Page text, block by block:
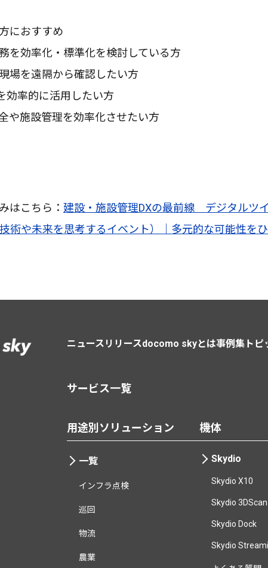
におすすめ
を効率化・標準化を検討している方
場を遠隔から確認したい方
効率的に活用したい方
や施設管理を効率化させたい方
はこちら： 建設・施設管理DXの最前線 デジタルツ
術や未来を思考するイベント）｜多元的な可能性を
ニュースリリースdocomo skyとは事例集 トピ
サービス一覧
用途別ソリューション
一覧
インフラ点検
巡回
物流
農業
機体
Skydio
Skydio X10
Skydio 3DScan
Skydio Dock
Skydio